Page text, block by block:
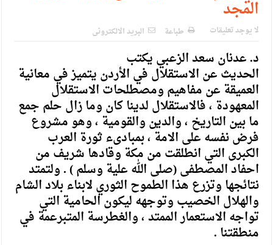
المجد
لا يوجد تعليقات طباعة البريد الالكترونى
د. عدنان سعد الزعبي يكتب
الحديث عن الاستقلال في الأردن يتميز في معانية
العميقة عن مفاهيم ومصطلحات الاستقلال
المعهودة ، فالاستقلال لدينا كان وما زال حلم جمع
ما بين التاريخ ، والدين والقومية ، وهو مشروع
فرض نفسه على الامة ، بمبادىء ثورة العرب
الكبرى التي انطلقت من مكة وقادها شريف من
احفاد المصطفى (صلى الله علية وسلم ) . ولتمتد
نتائجها وتزرع هذا الطموح الثوري لابناء بلاد الشام
والهلال الخصيب وتوجهه ليكون الحامية التي
تواجه الاستعمار الممتد ، والغطرسة المتبرعمة في
منطقتنا .